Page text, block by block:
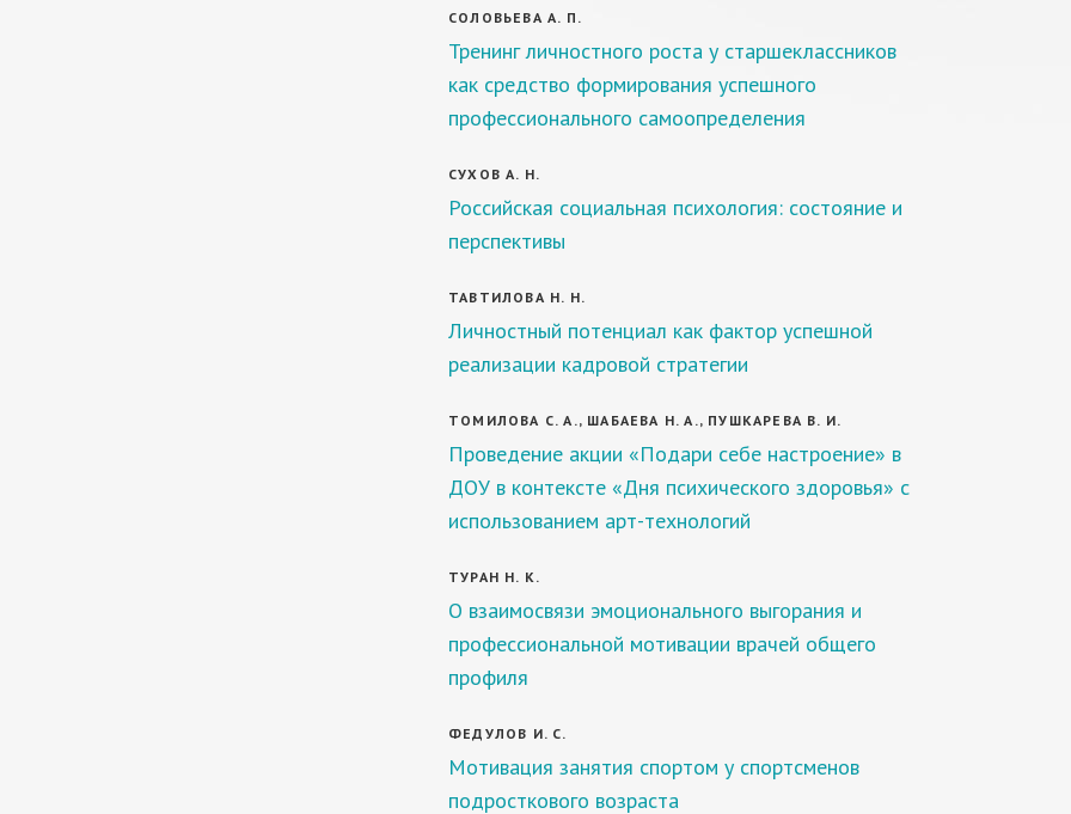
СОЛОВЬЕВА А. П.
Тренинг личностного роста у старшеклассников
как средство формирования успешного
профессионального самоопределения
СУХОВ А. Н.
Российская социальная психология: состояние и
перспективы
ТАВТИЛОВА Н. Н.
Личностный потенциал как фактор успешной
реализации кадровой стратегии
ТОМИЛОВА С. А., ШАБАЕВА Н. А., ПУШКАРЕВА В. И.
Проведение акции «Подари себе настроение» в
ДОУ в контексте «Дня психического здоровья» с
использованием арт-технологий
ТУРАН Н. К.
О взаимосвязи эмоционального выгорания и
профессиональной мотивации врачей общего
профиля
ФЕДУЛОВ И. С.
Мотивация занятия спортом у спортсменов
подросткового возраста